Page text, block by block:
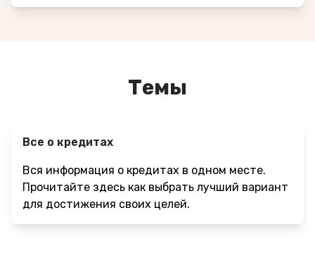
Темы
Все о кредитах
Вся информация о кредитах в одном месте.
Прочитайте здесь как выбрать лучший вариант
для достижения своих целей.